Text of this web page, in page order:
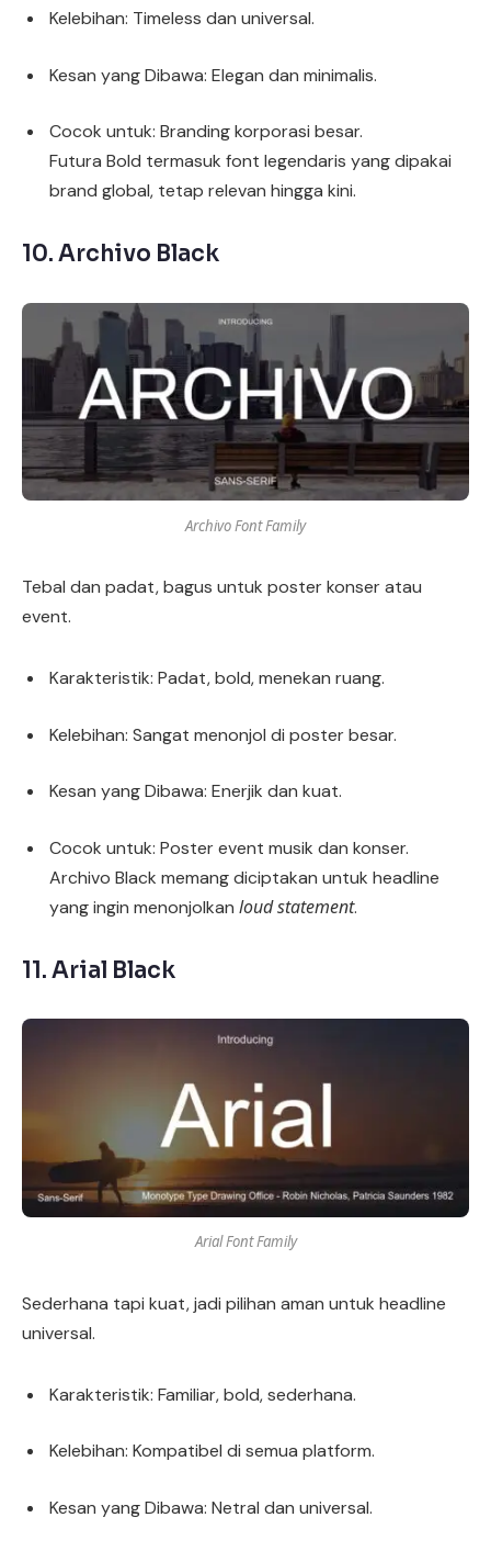
Kelebihan: Timeless dan universal.
Kesan yang Dibawa: Elegan dan minimalis.
Cocok untuk: Branding korporasi besar.
Futura Bold termasuk font legendaris yang dipakai
brand global, tetap relevan hingga kini.
10.Archivo Black
Archivo Font Family
Tebal dan padat, bagus untuk poster konser atau
event.
Karakteristik: Padat, bold, menekan ruang.
Kelebihan: Sangat menonjol di poster besar.
Kesan yang Dibawa: Enerjik dan kuat.
Cocok untuk: Poster event musik dan konser.
Archivo Black memang diciptakan untuk headline
yang ingin menonjolkan loud statement.
11.Arial Black
Arial Font Family
Sederhana tapi kuat, jadi pilihan aman untuk headline
universal.
Karakteristik: Familiar, bold, sederhana.
Kelebihan: Kompatibel di semua platform.
Kesan yang Dibawa: Netral dan universal.